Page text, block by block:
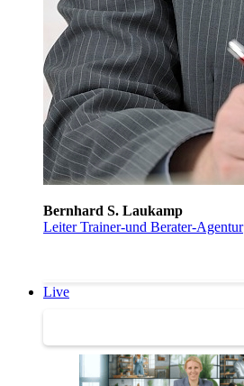
Bernhard S. Laukamp
Leiter Trainer-und Berater-Agentur
Live